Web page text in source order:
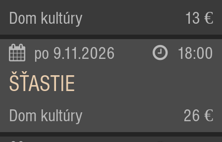
Dom kultúry 13 €
po 9.11.2026 18:00
ŠŤASTIE
Dom kultúry 26 €